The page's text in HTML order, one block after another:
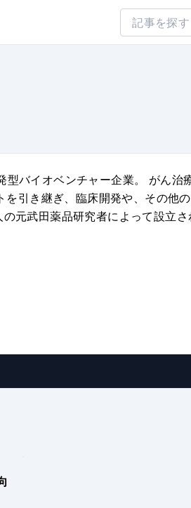
バイオベンチャー企業。 がん治
引き継ぎ、臨床開発や、その他
元武田薬品研究者によって設立